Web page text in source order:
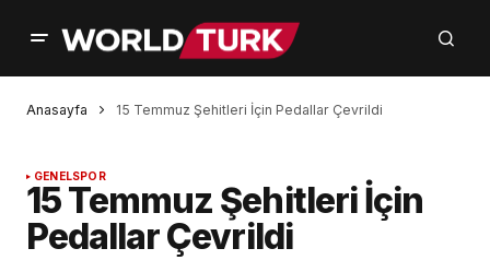
Anasayfa 15 Temmuz Şehitleri İçin Pedallar Çevrildi
GENELSPOR
15 Temmuz Şehitleri İçin
Pedallar Çevrildi